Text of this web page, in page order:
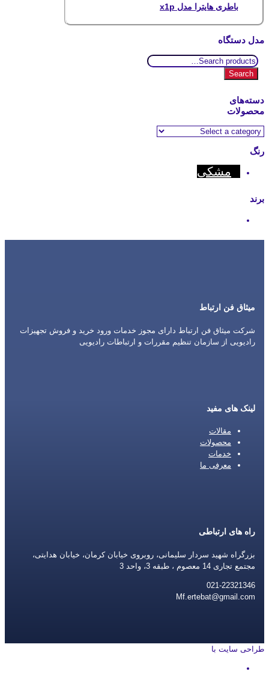
باطری هایترا مدل x1p
مدل دستگاه
Search
for:
Search
دسته‌های
محصولات
رنگ
مشکی
برند
میثاق فن ارتباط
شرکت میثاق فن ارتباط دارای مجوز خدمات ورود خرید و فروش تجهیزات
رادیویی از سازمان تنظیم مقررات و ارتباطات رادیویی
لینک های مفید
مقالات
محصولات
خدمات
معرفی ما
راه های ارتباطی
بزرگراه شهید سردار سلیمانی، روبروی خیابان کرمان، خیابان هدایتی،
مجتمع تجاری 14 معصوم ، طبقه 3، واحد 3
021-22321346
Mf.ertebat@gmail.com
طراحی سایت با